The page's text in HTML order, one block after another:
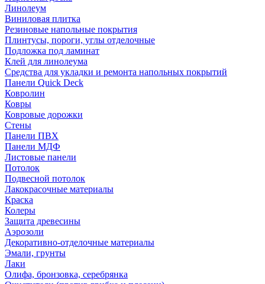
Линолеум
Виниловая плитка
Резиновые напольные покрытия
Плинтусы, пороги, углы отделочные
Подложка под ламинат
Клей для линолеума
Средства для укладки и ремонта напольных покрытий
Панели Quick Deck
Ковролин
Ковры
Ковровые дорожки
Стены
Панели ПВХ
Панели МДФ
Листовые панели
Потолок
Подвесной потолок
Лакокрасочные материалы
Краска
Колеры
Защита древесины
Аэрозоли
Декоративно-отделочные материалы
Эмали, грунты
Лаки
Олифа, бронзовка, серебрянка